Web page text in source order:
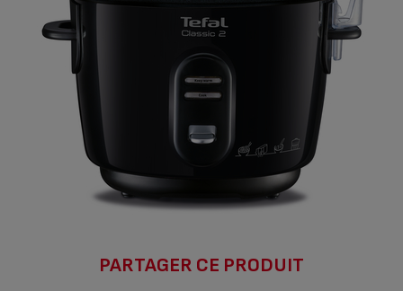
PARTAGER CE PRODUIT